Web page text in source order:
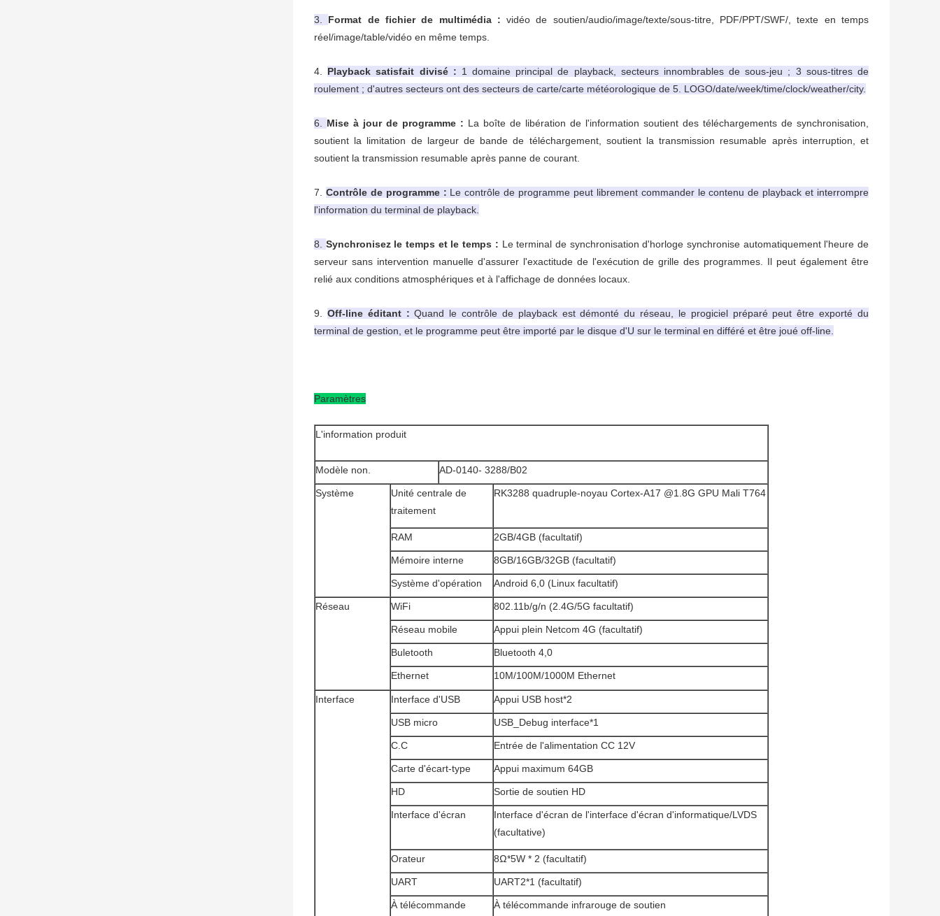
3. Format de fichier de multimédia : vidéo de soutien/audio/image/texte/sous-titre, PDF/PPT/SWF/, texte en temps
réel/image/table/vidéo en même temps.
4. Playback satisfait divisé : 1 domaine principal de playback, secteurs innombrables de sous-jeu ; 3 sous-titres de
roulement ; d'autres secteurs ont des secteurs de carte/carte météorologique de 5. LOGO/date/week/time/clock/weather/city.
6. Mise à jour de programme : La boîte de libération de l'information soutient des téléchargements de synchronisation,
soutient la limitation de largeur de bande de téléchargement, soutient la transmission resumable après interruption, et
soutient la transmission resumable après panne de courant.
7. Contrôle de programme : Le contrôle de programme peut librement commander le contenu de playback et interrompre
l'information du terminal de playback.
8. Synchronisez le temps et le temps : Le terminal de synchronisation d'horloge synchronise automatiquement l'heure de
serveur sans intervention manuelle d'assurer l'exactitude de l'exécution de grille des programmes. Il peut également être
relié aux conditions atmosphériques et à l'affichage de données locaux.
9. Off-line éditant : Quand le contrôle de playback est démonté du réseau, le progiciel préparé peut être exporté du
terminal de gestion, et le programme peut être importé par le disque d'U sur le terminal en différé et être joué off-line.
Paramètres
L'information produit
Modèle non. AD-0140- 3288/B02
Système
Unité centrale de
traitement
RK3288 quadruple-noyau Cortex-A17 @1.8G GPU Mali T764
RAM 2GB/4GB (facultatif)
Mémoire interne 8GB/16GB/32GB (facultatif)
Système d'opération Android 6,0 (Linux facultatif)
Réseau WiFi 802.11b/g/n (2.4G/5G facultatif)
Réseau mobile Appui plein Netcom 4G (facultatif)
Buletooth Bluetooth 4,0
Ethernet 10M/100M/1000M Ethernet
Interface Interface d'USB Appui USB host*2
USB micro USB_Debug interface*1
C.C Entrée de l'alimentation CC 12V
Carte d'écart-type Appui maximum 64GB
HD Sortie de soutien HD
Interface d'écran
Interface d'écran de l'interface d'écran d'informatique/LVDS
(facultative)
Orateur 8Ω*5W * 2 (facultatif)
UART UART2*1 (facultatif)
À télécommande À télécommande infrarouge de soutien